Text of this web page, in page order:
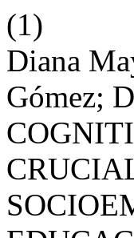
(1)
Diana
Gómez;